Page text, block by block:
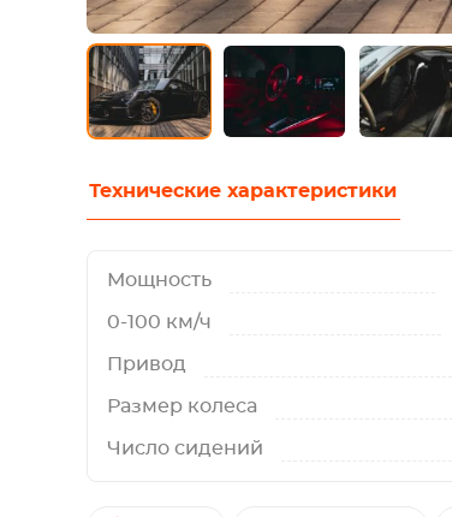
Технические характеристики
Мощность
0-100 км/ч
Привод
Размер колеса
Число сидений